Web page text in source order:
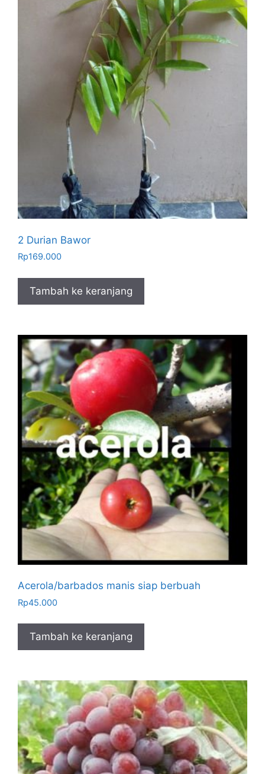
2 Durian Bawor
Rp169.000
Tambah ke keranjang
Acerola/barbados manis siap berbuah
Rp45.000
Tambah ke keranjang